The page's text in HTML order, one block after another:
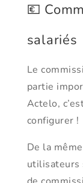
💶
salariés
Le
partie
Actelo,
configurer !
De la
utilisateurs